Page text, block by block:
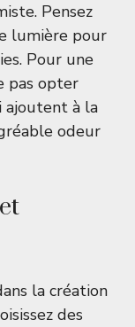
Pensez
lumière pour
Pour une
pas opter
ajoutent à la
odeur
la création
des